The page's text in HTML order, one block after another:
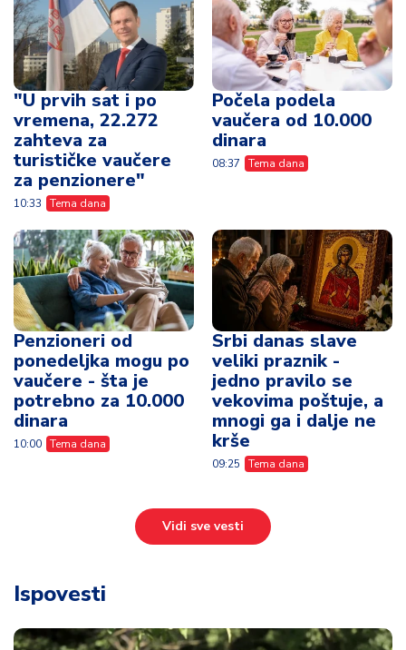
"U prvih sat i po
vremena, 22.272
zahteva za
turističke vaučere
za penzionere"
10:33 Tema dana
Počela podela
vaučera od 10.000
dinara
08:37 Tema dana
Penzioneri od
ponedeljka mogu po
vaučere - šta je
potrebno za 10.000
dinara
10:00 Tema dana
Srbi danas slave
veliki praznik -
jedno pravilo se
vekovima poštuje, a
mnogi ga i dalje ne
krše
09:25 Tema dana
Vidi sve vesti
Ispovesti